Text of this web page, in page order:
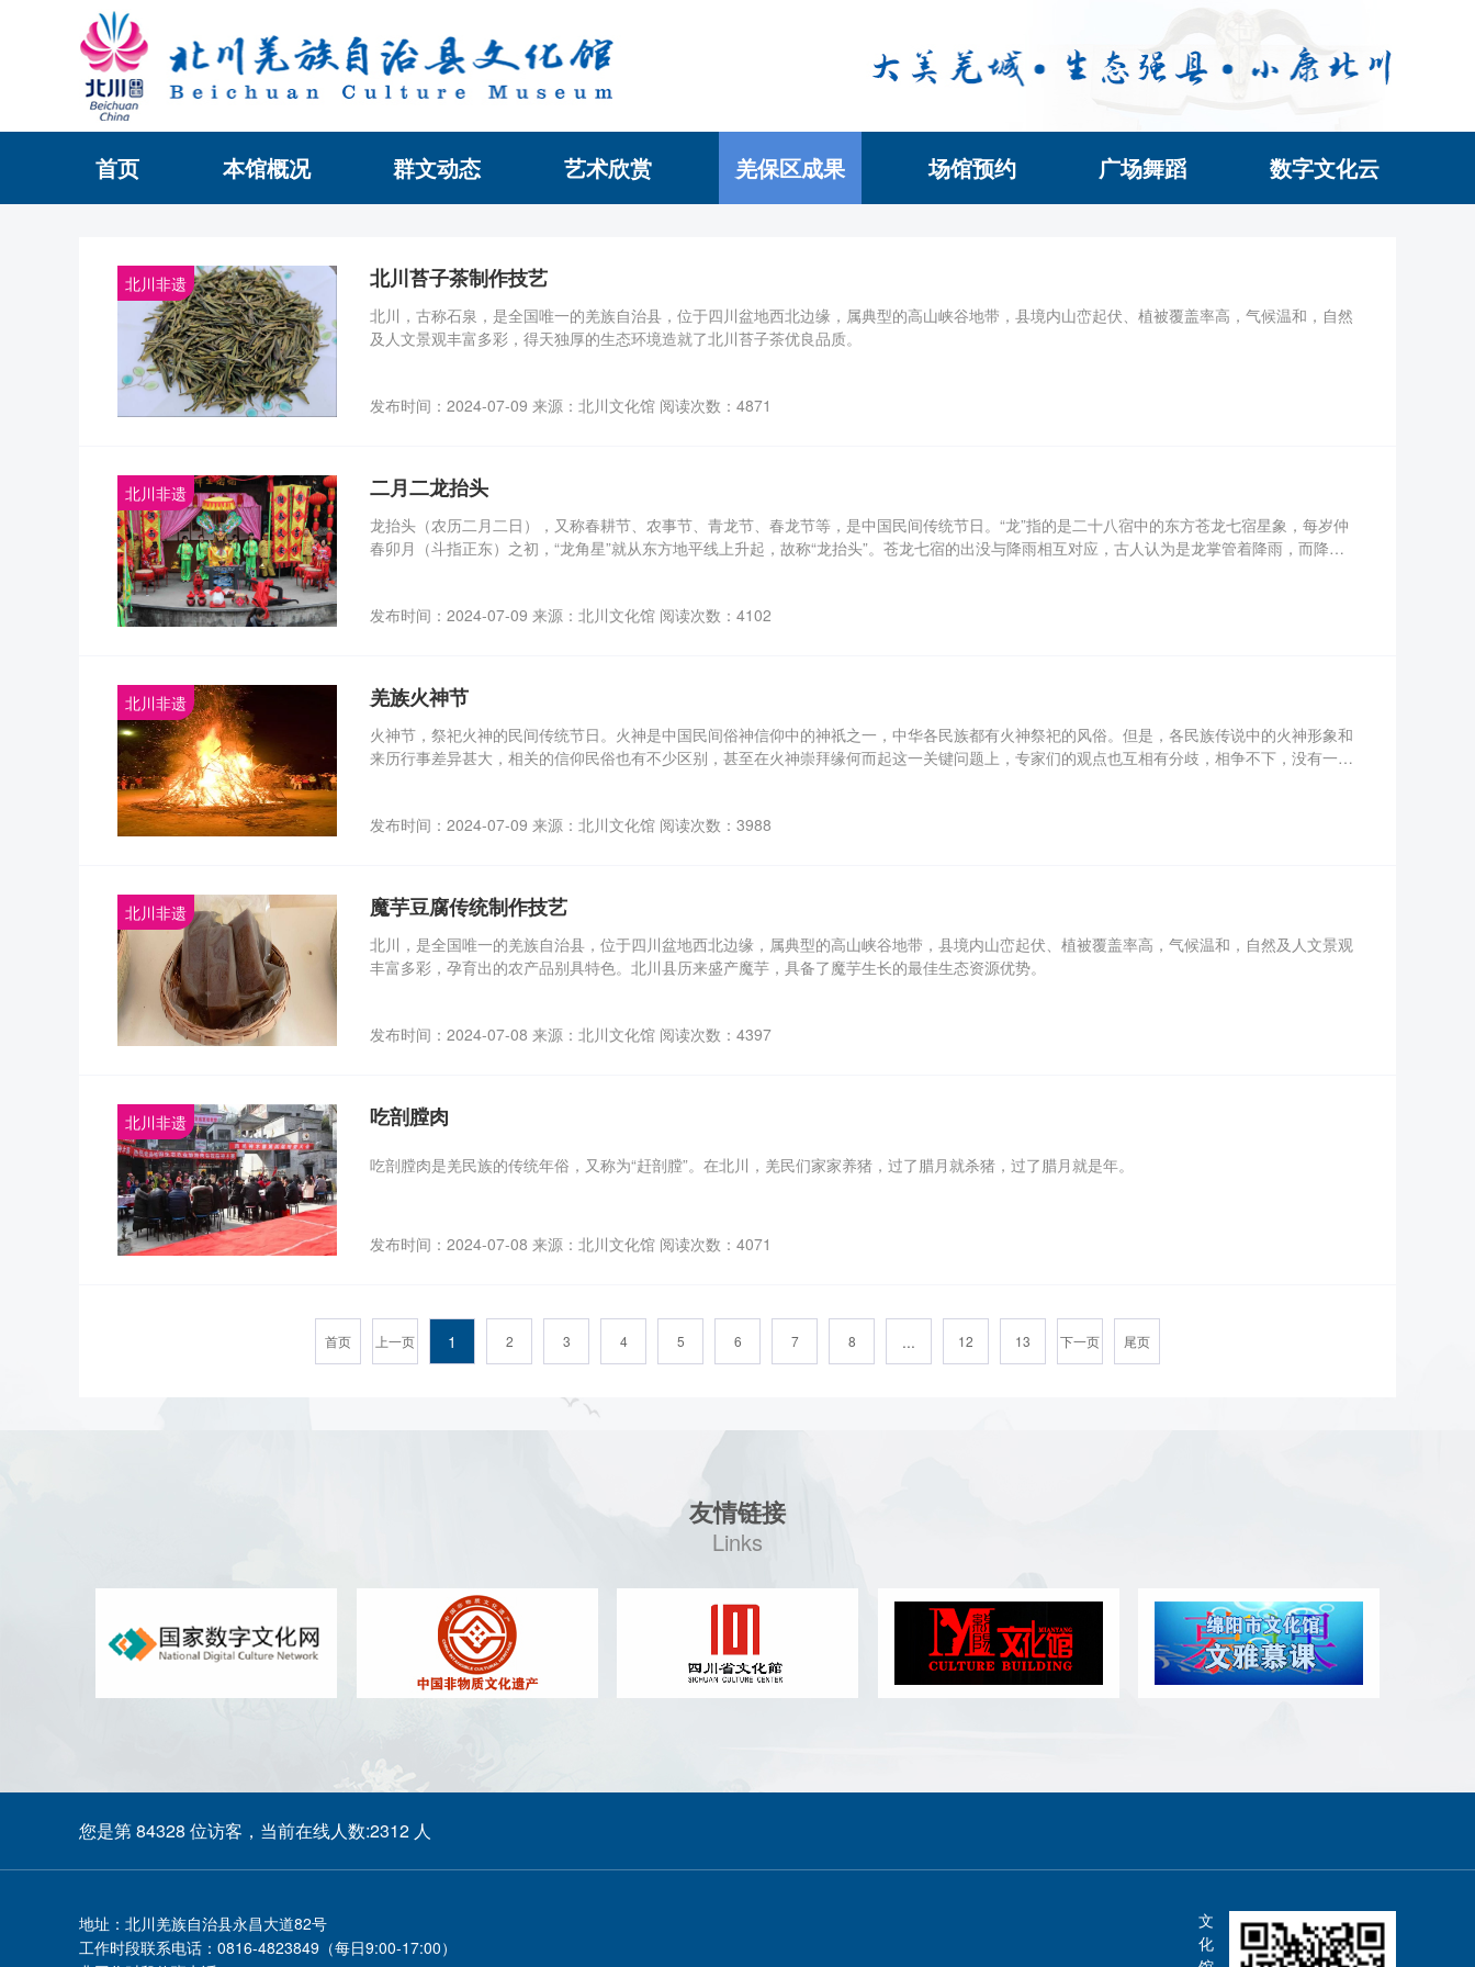
首页 本馆概况 群文动态 艺术欣赏 羌保区成果 场馆预约 广场舞蹈 数字文化云
首页
群文动态
艺术欣赏
羌保区成果
数字文化云
北川非遗
北川苔子茶制作技艺
北川，古称石泉，是全国唯一的羌族自治县，位于四川盆地西北边缘，属典型的高山峡谷地带，县境内山峦起伏、植被覆盖率高，气候温和，自然
及人文景观丰富多彩，得天独厚的生态环境造就了北川苔子茶优良品质。
发布时间：2024-07-09 来源：北川文化馆 阅读次数：4871
北川非遗
二月二龙抬头
龙抬头（农历二月二日），又称春耕节、农事节、青龙节、春龙节等，是中国民间传统节日。“龙”指的是二十八宿中的东方苍龙七宿星象，每岁仲
春卯月（斗指正东）之初，“龙角星”就从东方地平线上升起，故称“龙抬头”。苍龙七宿的出没与降雨相互对应，古人认为是龙掌管着降雨，而降雨
发布时间：2024-07-09 来源：北川文化馆 阅读次数：4102
北川非遗
羌族火神节
火神节，祭祀火神的民间传统节日。火神是中国民间俗神信仰中的神祇之一，中华各民族都有火神祭祀的风俗。但是，各民族传说中的火神形象和
来历行事差异甚大，相关的信仰民俗也有不少区别，甚至在火神崇拜缘何而起这一关键问题上，专家们的观点也互相有分歧，相争不下，没有一个
发布时间：2024-07-09 来源：北川文化馆 阅读次数：3988
北川非遗
魔芋豆腐传统制作技艺
北川，是全国唯一的羌族自治县，位于四川盆地西北边缘，属典型的高山峡谷地带，县境内山峦起伏、植被覆盖率高，气候温和，自然及人文景观
丰富多彩，孕育出的农产品别具特色。北川县历来盛产魔芋，具备了魔芋生长的最佳生态资源优势。
发布时间：2024-07-08 来源：北川文化馆 阅读次数：4397
北川非遗 吃剖膛肉
吃剖膛肉是羌民族的传统年俗，又称为“赶剖膛”。在北川，羌民们家家养猪，过了腊月就杀猪，过了腊月就是年。
发布时间：2024-07-08 来源：北川文化馆 阅读次数：4071
首页 上一页 1 2 3 4 5 6 7 8 ... 12 13 下一页 尾页
友情链接
Links
您是第 84328 位访客，当前在线人数:2312 人
地址： 北川羌族自治县永昌大道82号
工作时段联系电话： 0816-4823849（每日9:00-17:00）
文
化